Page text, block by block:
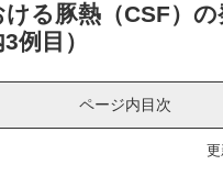
ける豚熱（CSF）
例目）
ページ内目次
更